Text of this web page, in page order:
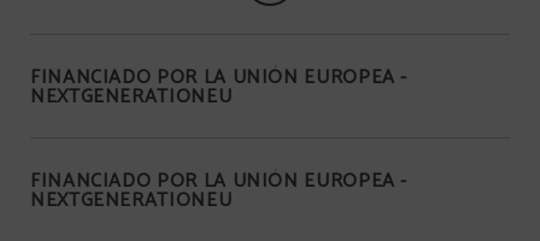
FINANCIADO POR LA UNIÓN EUROPEA -
NEXTGENERATIONEU
FINANCIADO POR LA UNIÓN EUROPEA -
NEXTGENERATIONEU